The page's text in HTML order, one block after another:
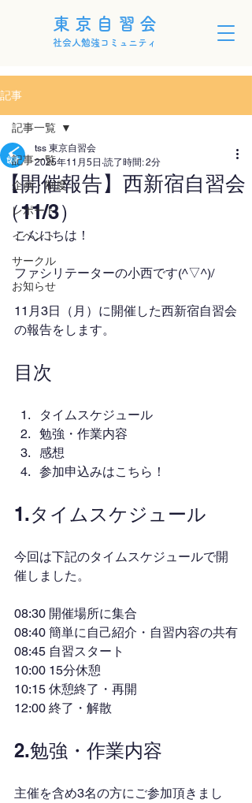
東京自習会
社会人勉強コミュニティ
記事
記事一覧
企画・制度
レポート
イベント
サークル
お知らせ
記事一覧
【開催報告】西新宿自習会
（11/3）
tss 東京自習会
2025年11月5日 読了時間: 2分
こんにちは！
ファシリテーターの小西です(^▽^)/
11月3日（月）に開催した西新宿自習会
の報告をします。
目次
タイムスケジュール
勉強・作業内容
感想
参加申込みはこちら！
1.タイムスケジュール
今回は下記のタイムスケジュールで開
催しました。
08:30 開催場所に集合
08:40 簡単に自己紹介・自習内容の共有
08:45 自習スタート
10:00 15分休憩
10:15 休憩終了・再開
12:00 終了・解散
2.勉強・作業内容
主催を含め3名の方にご参加頂きまし